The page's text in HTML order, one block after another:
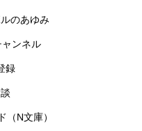
のあゆみ
ャンネル
録
（N文庫）